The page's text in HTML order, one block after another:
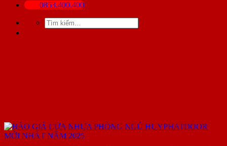
0853.400.400
Tìm
kiếm: